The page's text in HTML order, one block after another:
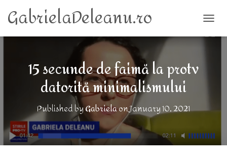
GabrielaDeleanu.ro
15 secunde de faimă la protv
datorită minimalismului
Published byGabrielaonJanuary 10, 2021